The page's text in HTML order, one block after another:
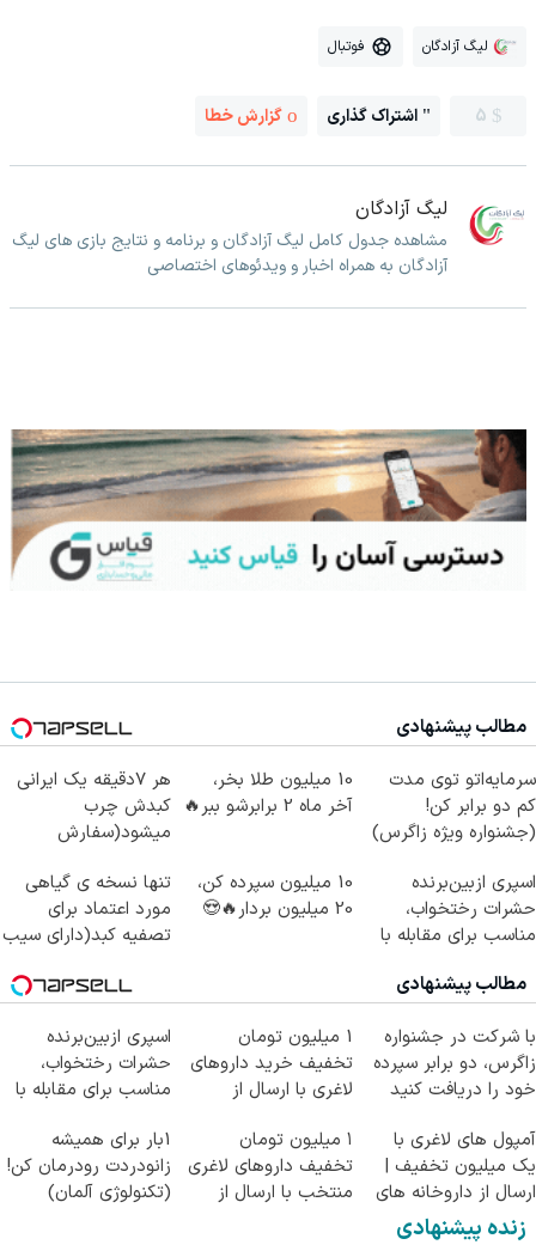
لیگ آزادگان فوتبال
5 اشتراک گذاری گزارش خطا
لیگ آزادگان
مشاهده جدول کامل لیگ آزادگان و برنامه و نتایج بازی های لیگ
آزادگان به همراه اخبار و ویدئوهای اختصاصی
مطالب پیشنهادی
سرمایه‌اتو توی مدت
کم دو برابر کن!
(جشنواره ویژه زاگرس)
10 میلیون طلا بخر،
آخر ماه 2 برابرشو ببر🔥
هر 7دقیقه یک ایرانی
کبدش چرب
میشود(سفارش
تخفیف)
اسپری ازبین‌برنده
حشرات رختخواب،
مناسب برای مقابله با
10 میلیون سپرده کن،
20 میلیون بردار🔥😍
تنها نسخه ی گیاهی
مورد اعتماد برای
تصفیه کبد(دارای سیب
مطالب پیشنهادی
با شرکت در جشنواره
زاگرس، دو برابر سپرده
خود را دریافت کنید
1 میلیون تومان
تخفیف خرید داروهای
لاغری با ارسال از
اسپری ازبین‌برنده
حشرات رختخواب،
مناسب برای مقابله با
آمپول های لاغری با
یک میلیون تخفیف |
ارسال از داروخانه های
معتبر
۱ میلیون تومان
تخفیف داروهای لاغری
منتخب با ارسال از
1بار برای همیشه
زانودردت رودرمان کن!
(تکنولوژی آلمان)
زنده پیشنهادی